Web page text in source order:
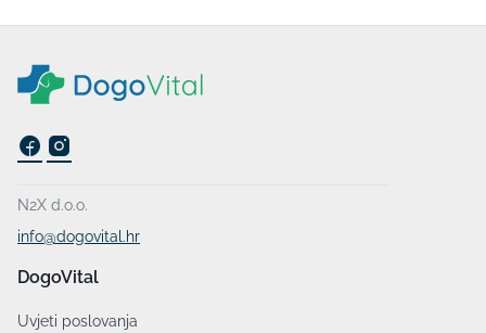
N2X d.o.o.
info@dogovital.hr
DogoVital
Uvjeti poslovanja